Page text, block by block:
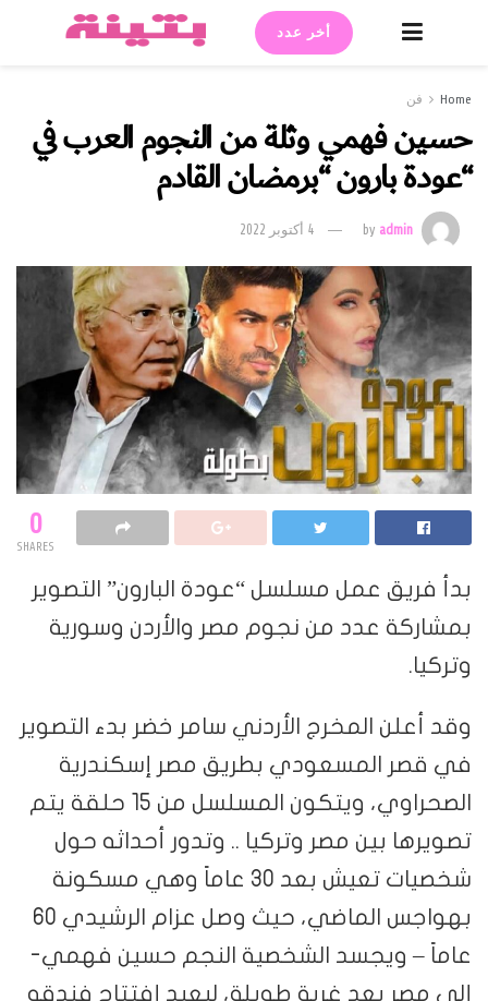
أخر عدد
Home فن
حسين فهمي وثلة من النجوم العرب في
“عودة بارون “برمضان القادم
byadmin 4 أكتوبر 2022
0
SHARES
بدأ فريق عمل مسلسل “عودة البارون” التصوير
بمشاركة عدد من نجوم مصر والأردن وسورية
وتركيا.
وقد أعلن المخرج الأردني سامر خضر بدء التصوير
في قصر المسعودي بطريق مصر إسكندرية
الصحراوي، ويتكون المسلسل من 15 حلقة يتم
تصويرها بين مصر وتركيا .. وتدور أحداثه حول
شخصيات تعيش بعد 30 عاماً وهي مسكونة
بهواجس الماضي، حيث وصل عزام الرشيدي 60
عاماً – ويجسد الشخصية النجم حسين فهمي-
إلى مصر بعد غربة طويلة، ليعيد إفتتاج فندقه